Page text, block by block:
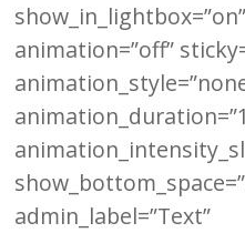
animation=”off”
admin_label=”Text”